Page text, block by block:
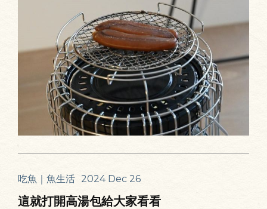
吃魚｜魚生活 2024 Dec 26
這就打開高湯包給大家看看